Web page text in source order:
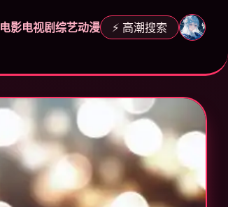
电影电视剧综艺动漫 ⚡ 高潮搜索